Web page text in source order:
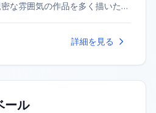
な雰囲気の作品を多く描いたこ
詳細を見る
ール